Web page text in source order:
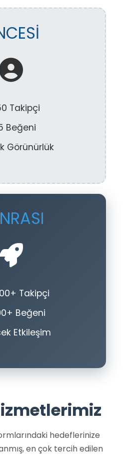
Takipçi
Beğeni
Görünürlük
Takipçi
Beğeni
Etkileşim
hedeflerinize
en çok tercih edilen